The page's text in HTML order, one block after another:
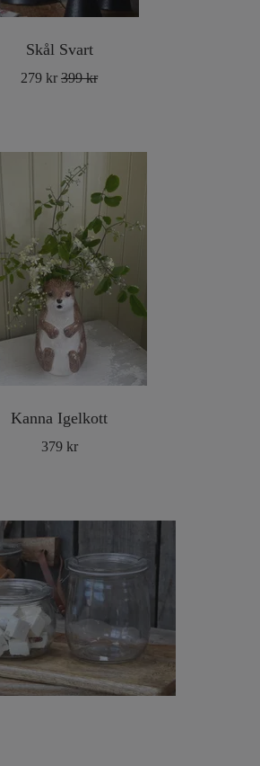
Skål Svart
279 kr 399 kr
Kanna Igelkott
379 kr